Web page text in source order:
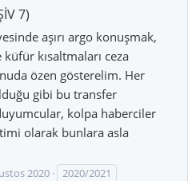
7)
aşırı argo konuşmak,
kısaltmaları ceza
özen gösterelim. Her
gibi bu transfer
kolpa haberciler
olarak bunlara asla
2020
2020/2021